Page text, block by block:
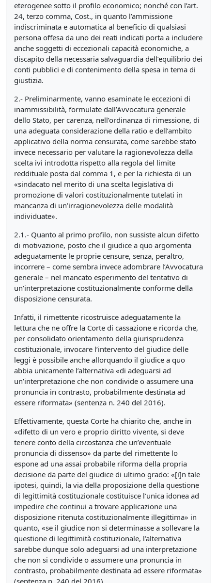
eterogenee sotto il profilo economico; nonché con l’art.
24, terzo comma, Cost., in quanto l’ammissione
indiscriminata e automatica al beneficio di qualsiasi
persona offesa da uno dei reati indicati porta a includere
anche soggetti di eccezionali capacità economiche, a
discapito della necessaria salvaguardia dell’equilibrio dei
conti pubblici e di contenimento della spesa in tema di
giustizia.
2.- Preliminarmente, vanno esaminate le eccezioni di
inammissibilità, formulate dall’Avvocatura generale
dello Stato, per carenza, nell’ordinanza di rimessione, di
una adeguata considerazione della ratio e dell’ambito
applicativo della norma censurata, come sarebbe stato
invece necessario per valutare la ragionevolezza della
scelta ivi introdotta rispetto alla regola del limite
reddituale posta dal comma 1, e per la richiesta di un
«sindacato nel merito di una scelta legislativa di
promozione di valori costituzionalmente tutelati in
mancanza di un’irragionevolezza delle modalità
individuate».
2.1.- Quanto al primo profilo, non sussiste alcun difetto
di motivazione, posto che il giudice a quo argomenta
adeguatamente le proprie censure, senza, peraltro,
incorrere – come sembra invece adombrare l’Avvocatura
generale – nel mancato esperimento del tentativo di
un’interpretazione costituzionalmente conforme della
disposizione censurata.
Infatti, il rimettente ricostruisce adeguatamente la
lettura che ne offre la Corte di cassazione e ricorda che,
per consolidato orientamento della giurisprudenza
costituzionale, invocare l’intervento del giudice delle
leggi è possibile anche allorquando il giudice a quo
abbia unicamente l’alternativa «di adeguarsi ad
un’interpretazione che non condivide o assumere una
pronuncia in contrasto, probabilmente destinata ad
essere riformata» (sentenza n. 240 del 2016).
Effettivamente, questa Corte ha chiarito che, anche in
«difetto di un vero e proprio diritto vivente, si deve
tenere conto della circostanza che un’eventuale
pronuncia di dissenso» da parte del rimettente lo
espone ad una assai probabile riforma della propria
decisione da parte del giudice di ultimo grado: «[i]n tale
ipotesi, quindi, la via della proposizione della questione
di legittimità costituzionale costituisce l’unica idonea ad
impedire che continui a trovare applicazione una
disposizione ritenuta costituzionalmente illegittima» in
quanto, «se il giudice non si determinasse a sollevare la
questione di legittimità costituzionale, l’alternativa
sarebbe dunque solo adeguarsi ad una interpretazione
che non si condivide o assumere una pronuncia in
contrasto, probabilmente destinata ad essere riformata»
(sentenza n. 240 del 2016).